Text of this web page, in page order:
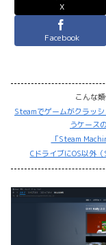
X
Facebook
こんな
Steamでゲームがクラッ
うケース
「Steam
CドライブにOS以外